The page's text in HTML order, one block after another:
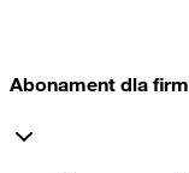
Abonament dla firm